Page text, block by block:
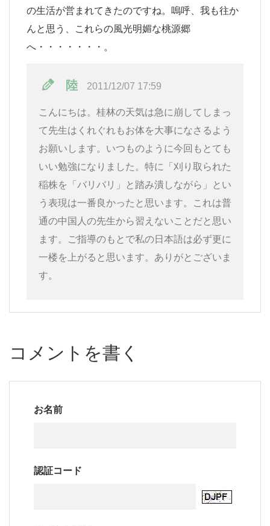
の生活が営まれてきたのですね。嗚呼、我も往か
んと思う、これらの風光明媚な桃源郷
へ・・・・・・・。
陸 2011/12/07 17:59
こんにちは。桂林の天気は急に崩してしまっ
て先生はくれぐれもお体を大事になさるよう
お願いします。いつものように今回もとても
いい勉強になりました。特に「刈り取られた
稲株を「バリバリ」と踏み潰しながら」とい
う表現は一番良かったと思います。これは普
通の中国人の先生から習えないことだと思い
ます。ご指導のもとで私の日本語は必ず更に
一楼を上がると思います。ありがとございま
す。
コメントを書く
お名前
認証コード